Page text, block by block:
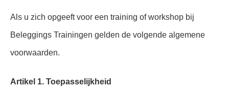
Als u zich opgeeft voor een training of workshop bij
Beleggings Trainingen gelden de volgende algemene
voorwaarden.
Artikel 1. Toepasselijkheid